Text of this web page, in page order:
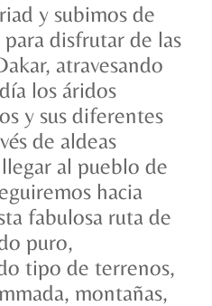
y subimos de
disfrutar de las
atravesando
los áridos
y sus diferentes
de aldeas
al pueblo de
hacia
fabulosa ruta de
puro,
tipo de terrenos,
montañas,